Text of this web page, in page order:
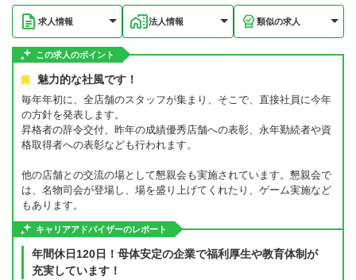
求人情報 法人情報 類似の求人
この求人のポイント
魅力的な社風です！
毎年年初に、全店舗のスタッフが集まり、そこで、直接社員に今年
の方針を発表します。
昇格者の辞令交付、昨年の成績優秀店舗への表彰、永年勤続者や資
格取得者への表彰なども行われます。
他の店舗との交流の場として懇親会も実施されています。懇親会で
は、名物司会が登場し、場を盛り上げてくれたり、ゲーム実施など
もあります。
キャリアアドバイザーのレポート
年間休日120日！母体安定の企業で福利厚生や教育体制が
充実しています！